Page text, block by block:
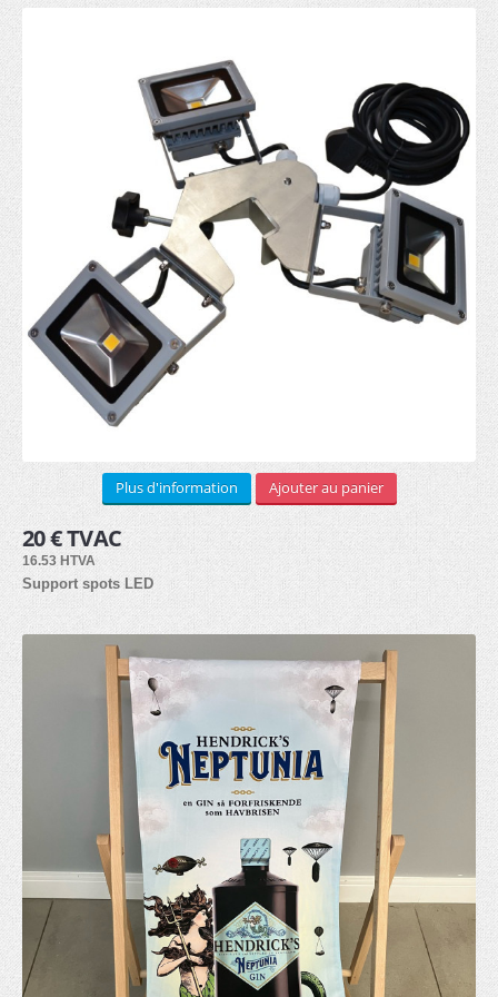
Sur mesure (1)
Bannière pourtour toit (5)
Demi mur imprimé (3)
RECTO (5)
RECTO VERSO (3)
Arches gonflables (1)
Barrière publicitaire
Armature (3)
Bâche PVC (6)
Impression
Bâche PVC (6)
Autocollants (3)
Tissu (3)
Panneau alvéolaire (3)
PVC Forex (8)
Dibond (2)
Plexiglass (2)
ACCESSOIRES
Lests (3)
Eclairage (2)
Plus d'information Ajouter au panier
20 € TVAC
16.53 HTVA
Support spots LED